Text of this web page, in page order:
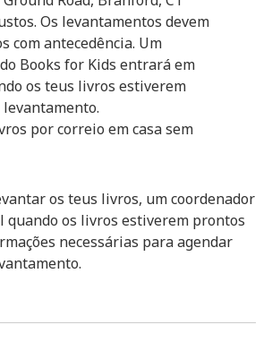
Os levantamentos devem
com antecedência. Um
Books for Kids entrará em
os teus livros estiverem
por correio em casa sem
os teus livros, um coordenador
quando os livros estiverem prontos
necessárias para agendar